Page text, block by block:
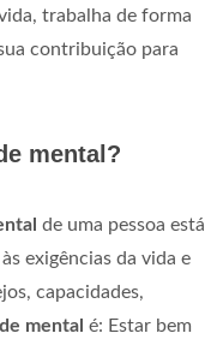
trabalha de forma
contribuição para
mental?
de uma pessoa está
exigências da vida e
capacidades,
mental é: Estar bem